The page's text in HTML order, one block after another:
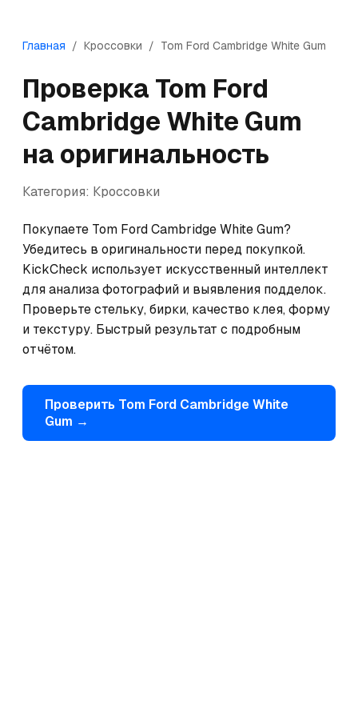
Главная / Кроссовки / Tom Ford Cambridge White Gum
Проверка Tom Ford
Cambridge White Gum
на оригинальность
Категория: Кроссовки
Покупаете Tom Ford Cambridge White Gum?
Убедитесь в оригинальности перед покупкой.
KickCheck использует искусственный интеллект
для анализа фотографий и выявления подделок.
Проверьте стельку, бирки, качество клея, форму
и текстуру. Быстрый результат с подробным
отчётом.
Проверить Tom Ford Cambridge White
Gum →